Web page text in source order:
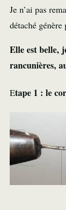
Je n’ai pas
détaché génère
Elle est belle,
rancunières,
Etape 1 : le